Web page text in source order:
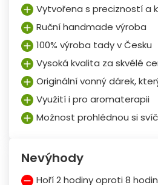
Vytvořena s precizností a
Ruční handmade výroba
100% výroba tady v Česku
Vysoká kvalita za skvélé
Originální vonný dárek,
Využití i pro aromaterapii
Možnost prohlédnou si
Nevýhody
Hoří 2 hodiny oproti 8